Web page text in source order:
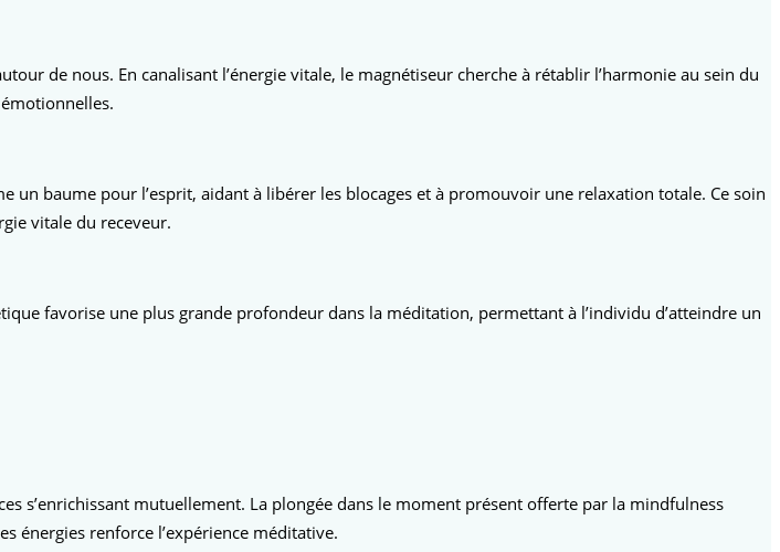
de nous. En canalisant l’énergie vitale, le magnétiseur cherche à rétablir l’harmonie au sein du
un baume pour l’esprit, aidant à libérer les blocages et à promouvoir une relaxation totale. Ce soin
vitale du receveur.
favorise une plus grande profondeur dans la méditation, permettant à l’individu d’atteindre un
s’enrichissant mutuellement. La plongée dans le moment présent offerte par la mindfulness
énergies renforce l’expérience méditative.